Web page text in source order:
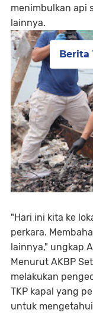
menimbulkan api
lainnya.
"Hari ini kita ke
perkara.
lainnya," ungkap
Menurut AKBP
melakukan
TKP kapal yang
untuk
Berita